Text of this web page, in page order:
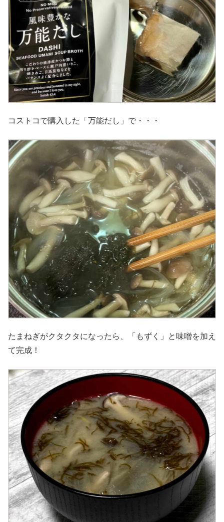
コストコで購入した「万能だし」で・・・
たまねぎがクタクタになったら、「もずく」と味噌を加え
て完成！